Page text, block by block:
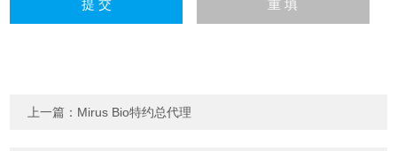
上一篇： Mirus Bio特约总代理